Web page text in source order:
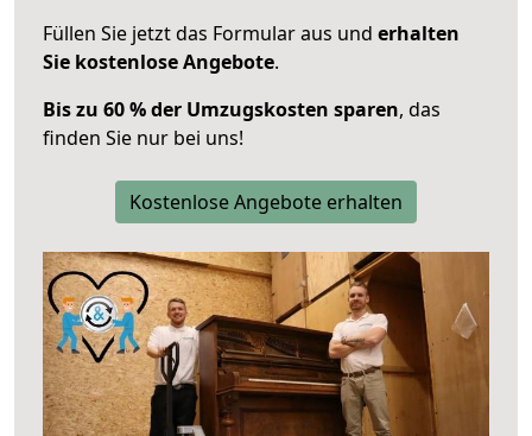
Füllen Sie jetzt das Formular aus und erhalten
Sie kostenlose Angebote.
Bis zu 60 % der Umzugskosten sparen, das
finden Sie nur bei uns!
Kostenlose Angebote erhalten